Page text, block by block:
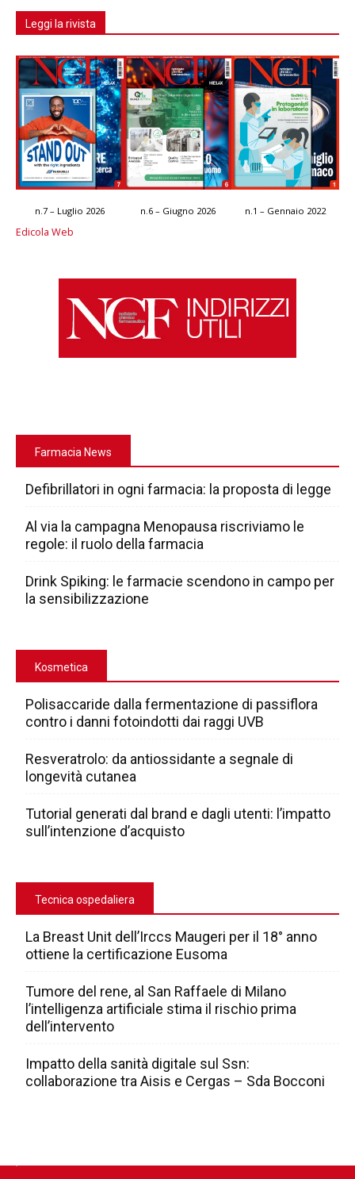
Leggi la rivista
n.7 – Luglio 2026 n.6 – Giugno 2026 n.1 – Gennaio 2022
Edicola Web
Farmacia News
Defibrillatori in ogni farmacia: la proposta di legge
Al via la campagna Menopausa riscriviamo le
regole: il ruolo della farmacia
Drink Spiking: le farmacie scendono in campo per
la sensibilizzazione
Kosmetica
Polisaccaride dalla fermentazione di passiflora
contro i danni fotoindotti dai raggi UVB
Resveratrolo: da antiossidante a segnale di
longevità cutanea
Tutorial generati dal brand e dagli utenti: l’impatto
sull’intenzione d’acquisto
Tecnica ospedaliera
La Breast Unit dell’Irccs Maugeri per il 18° anno
ottiene la certificazione Eusoma
Tumore del rene, al San Raffaele di Milano
l’intelligenza artificiale stima il rischio prima
dell’intervento
Impatto della sanità digitale sul Ssn:
collaborazione tra Aisis e Cergas – Sda Bocconi